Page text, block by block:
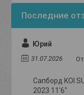
Юрий
31.07.2026
Сапборд KOI
2023 11'6"